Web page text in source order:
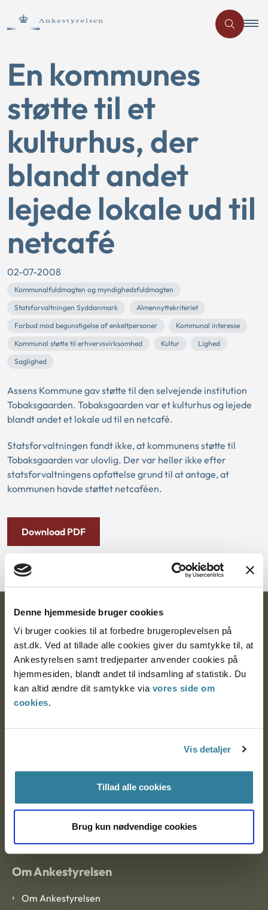
Denne hjemmeside bruger cookies
Vi bruger cookies til at forbedre brugeroplevelsen på
ast.dk. Ved at tillade alle cookies giver du samtykke til, at
Ankestyrelsen samt tredjeparter anvender cookies på
hjemmesiden, blandt andet til indsamling af statistik. Du
kan altid ændre dit samtykke via vores side om
cookies.
Vis detaljer
Tillad alle cookies
Brug kun nødvendige cookies
En kommunes
støtte til et
kulturhus, der
blandt andet
lejede lokale ud til
netcafé
02-07-2008
Kommunalfuldmagten og myndighedsfuldmagten
Statsforvaltningen Syddanmark
Almennyttekriteriet
Forbud mod begunstigelse af enkeltpersoner
Kommunal interesse
Kommunal støtte til erhvervsvirksomhed
Kultur
Lighed
Saglighed
Assens Kommune gav støtte til den selvejende institution
Tobaksgaarden. Tobaksgaarden var et kulturhus og lejede
blandt andet et lokale ud til en netcafé.
Statsforvaltningen fandt ikke, at kommunens støtte til
Tobaksgaarden var ulovlig. Der var heller ikke efter
statsforvaltningens opfattelse grund til at antage, at
kommunen havde støttet netcaféen.
Download PDF
Ankestyrelsen
Postadresse:
Nytorv 7, 2. sal
9000 Aalborg
Ankestyrelsen Aalborg
EAN: 57 98 000 35 48 21
CVR: 1007 4002
Om Ankestyrelsen
Om Ankestyrelsen